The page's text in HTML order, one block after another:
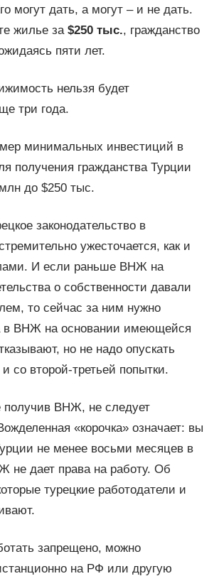
могут дать, а могут – и не дать.
жилье за $250 тыс., гражданство
пяти лет.
нельзя будет
три года.
минимальных инвестиций в
получения гражданства Турции
до $250 тыс.
законодательство в
ужесточается, как и
И если раньше ВНЖ на
о собственности давали
то сейчас за ним нужно
в ВНЖ на основании имеющейся
но не надо опускать
со второй-третьей попытки.
получив ВНЖ, не следует
«корочка» означает: вы
не менее восьми месяцев в
не дает права на работу. Об
турецкие работодатели и
запрещено, можно
на РФ или другую